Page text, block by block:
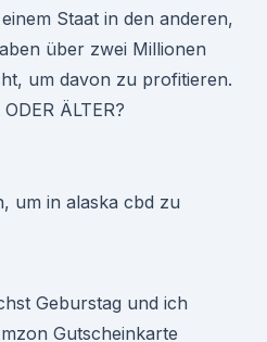
Staat in den anderen,
über zwei Millionen
um davon zu profitieren.
ÄLTER?
Geburstag und ich
Gutscheinkarte